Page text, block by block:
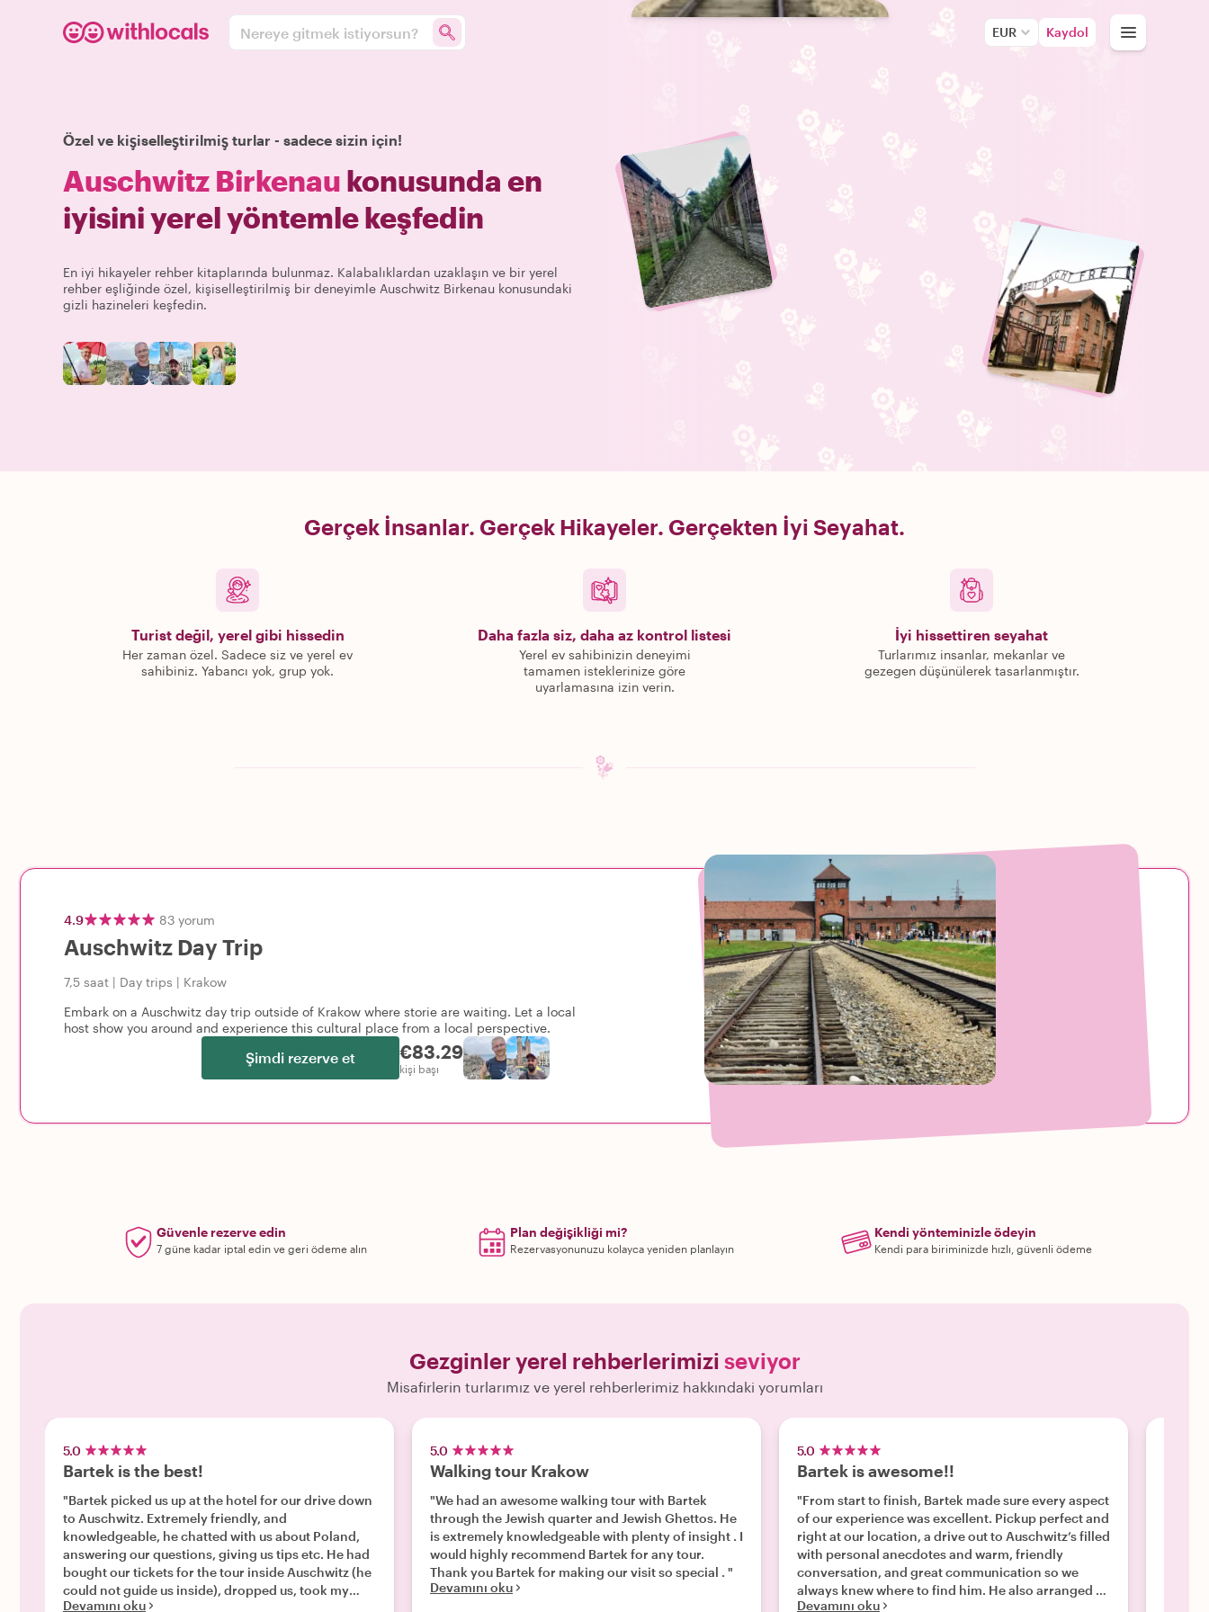
Nereye gitmek istiyorsun? EUR Kaydol
Özel ve kişiselleştirilmiş turlar - sadece sizin için!
Auschwitz Birkenau konusunda en
iyisini yerel yöntemle keşfedin
En iyi hikayeler rehber kitaplarında bulunmaz. Kalabalıklardan uzaklaşın ve bir yerel
rehber eşliğinde özel, kişiselleştirilmiş bir deneyimle Auschwitz Birkenau konusundaki
gizli hazineleri keşfedin.
Gerçek İnsanlar. Gerçek Hikayeler. Gerçekten İyi Seyahat.
Turist değil, yerel gibi hissedin
Her zaman özel. Sadece siz ve yerel ev
sahibiniz. Yabancı yok, grup yok.
Daha fazla siz, daha az kontrol listesi
Yerel ev sahibinizin deneyimi
tamamen isteklerinize göre
uyarlamasına izin verin.
İyi hissettiren seyahat
Turlarımız insanlar, mekanlar ve
gezegen düşünülerek tasarlanmıştır.
4.9 83 yorum
Auschwitz Day Trip
7,5 saat | Day trips | Krakow
Embark on a Auschwitz day trip outside of Krakow where storie are waiting. Let a local
host show you around and experience this cultural place from a local perspective.
Şimdi rezerve et €83.29
kişi başı
Güvenle rezerve edin
7 güne kadar iptal edin ve geri ödeme alın
Plan değişikliği mi?
Rezervasyonunuzu kolayca yeniden planlayın
Kendi yönteminizle ödeyin
Kendi para biriminizde hızlı, güvenli ödeme
Gezginler yerel rehberlerimizi seviyor
Misafirlerin turlarımız ve yerel rehberlerimiz hakkındaki yorumları
5.0
Bartek is the best!
"Bartek picked us up at the hotel for our drive down
to Auschwitz. Extremely friendly, and
knowledgeable, he chatted with us about Poland,
answering our questions, giving us tips etc. He had
bought our tickets for the tour inside Auschwitz (he
could not guide us inside), dropped us, took my
WhatsApp number so that he could communicate
Devamını oku
5.0
Walking tour Krakow
"We had an awesome walking tour with Bartek
through the Jewish quarter and Jewish Ghettos. He
is extremely knowledgeable with plenty of insight . I
would highly recommend Bartek for any tour.
Thank you Bartek for making our visit so special . "
Devamını oku
5.0
Bartek is awesome!!
"From start to finish, Bartek made sure every aspect
of our experience was excellent. Pickup perfect and
right at our location, a drive out to Auschwitz’s filled
with personal anecdotes and warm, friendly
conversation, and great communication so we
always knew where to find him. He also arranged a
private tour of Auschwitz for us with one of the
Devamını oku